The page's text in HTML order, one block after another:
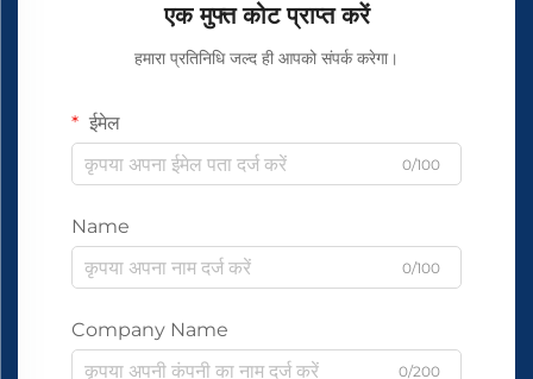
एक मुफ्त कोट प्राप्त करें
हमारा प्रतिनिधि जल्द ही आपको संपर्क करेगा।
ईमेल
0/100
Name
0/100
Company Name
0/200